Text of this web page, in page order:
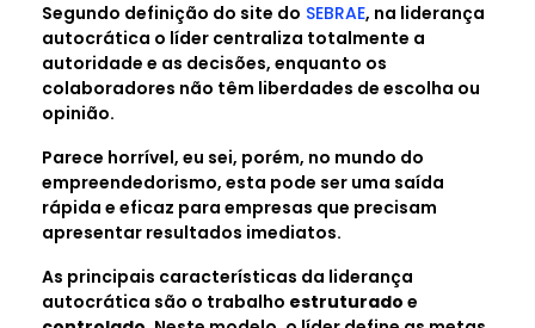
Segundo definição do site do SEBRAE, na liderança
autocrática o líder centraliza totalmente a
autoridade e as decisões, enquanto os
colaboradores não têm liberdades de escolha ou
opinião.
Parece horrível, eu sei, porém, no mundo do
empreendedorismo, esta pode ser uma saída
rápida e eficaz para empresas que precisam
apresentar resultados imediatos.
As principais características da liderança
autocrática são o trabalho estruturado e